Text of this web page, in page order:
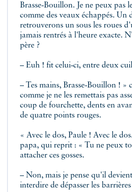
Brasse‑Bouillon. Je ne peux pas
comme des veaux échappés. Un
retrouverons un sous les roues
jamais rentrés à l'heure exacte.
père ?
– Euh ! fit celui‑ci, entre deux
– Tes mains, Brasse‑Bouillon ! »
comme je ne les remettais pas
coup de fourchette, dents en
de quatre points rouges.
« Avec le dos, Paule ! Avec le
papa, qui reprit : « Tu ne peux
attacher ces gosses.
– Non, mais je pense qu'il
interdire de dépasser les